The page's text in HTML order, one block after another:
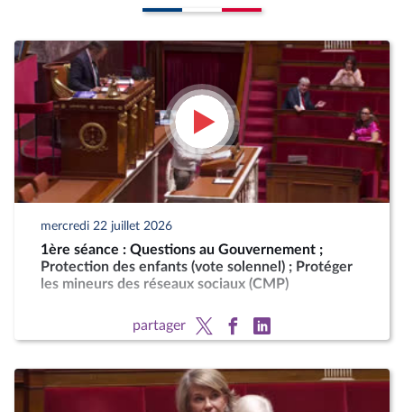
mercredi 22 juillet 2026
1ère séance : Questions au Gouvernement ;
Protection des enfants (vote solennel) ; Protéger
les mineurs des réseaux sociaux (CMP)
partager